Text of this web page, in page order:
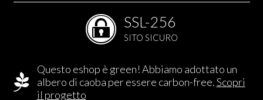
SSL-256
SITO SICURO
Questo eshop è green! Abbiamo adottato un
albero di caoba per essere carbon-free.Scopri
il progetto